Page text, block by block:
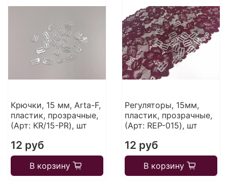
Крючки, 15 мм, Arta-F,
пластик, прозрачные,
(Арт: KR/15-PR), шт
12 руб
В корзину
Регуляторы, 15мм,
пластик, прозрачные,
(Арт: REP-015), шт
12 руб
В корзину